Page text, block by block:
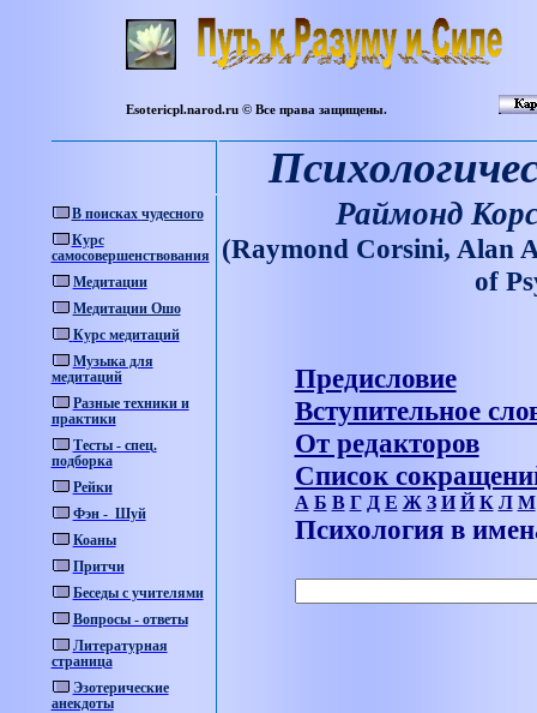
Esotericpl.narod.ru © Все права защищены.
В поисках чудесного
Курс
самосовершенствования
Медитации
Медитации Ошо
Курс медитаций
Музыка для
медитаций
Разные техники и
практики
Тесты - спец.
подборка
Рейки
Фэн - Шуй
Коаны
Притчи
Беседы с учителями
Вопросы - ответы
Литературная
страница
Эзотерические
анекдоты
Раймонд
(Raymond Corsini, Alan
оf
Предисловие
Вступительное
От редакторов
Список
А Б В Г Д Е Ж З И Й К Л М
Психология в